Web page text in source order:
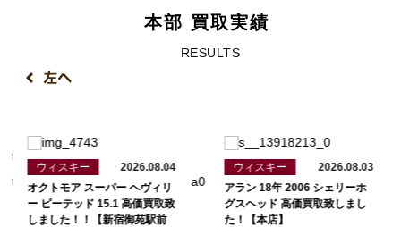
本部 買取実績
RESULTS
ウィスキー
2026.08.04
オクトモア スーパー ヘヴィリ
ー ピーテッド 15.1 高価買取致
しました！！【新宿御苑駅前
ウィスキー
2026.08.03
アラン 18年 2006 シェリーホ
グスヘッド 高価買取致しまし
た！【本店】